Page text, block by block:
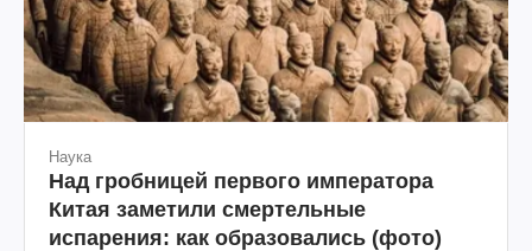
Наука
Над гробницей первого императора
Китая заметили смертельные
испарения: как образовались (фото)